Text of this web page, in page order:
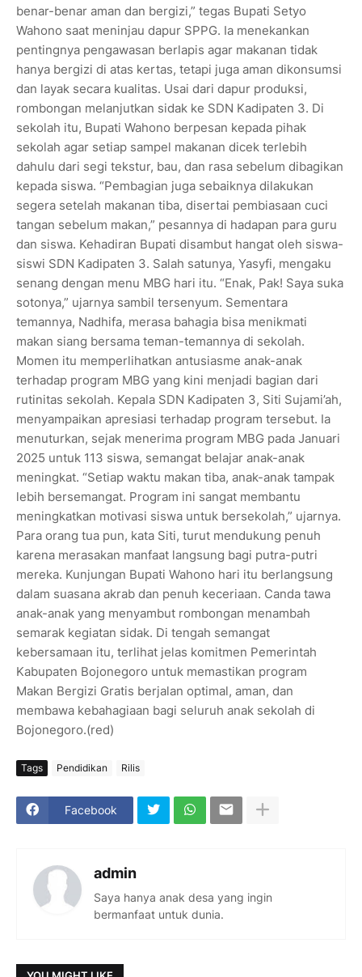
benar-benar aman dan bergizi,” tegas Bupati Setyo
Wahono saat meninjau dapur SPPG. Ia menekankan
pentingnya pengawasan berlapis agar makanan tidak
hanya bergizi di atas kertas, tetapi juga aman dikonsumsi
dan layak secara kualitas. Usai dari dapur produksi,
rombongan melanjutkan sidak ke SDN Kadipaten 3. Di
sekolah itu, Bupati Wahono berpesan kepada pihak
sekolah agar setiap sampel makanan dicek terlebih
dahulu dari segi tekstur, bau, dan rasa sebelum dibagikan
kepada siswa. “Pembagian juga sebaiknya dilakukan
segera setelah makanan tiba, disertai pembiasaan cuci
tangan sebelum makan,” pesannya di hadapan para guru
dan siswa. Kehadiran Bupati disambut hangat oleh siswa-
siswi SDN Kadipaten 3. Salah satunya, Yasyfi, mengaku
senang dengan menu MBG hari itu. “Enak, Pak! Saya suka
sotonya,” ujarnya sambil tersenyum. Sementara
temannya, Nadhifa, merasa bahagia bisa menikmati
makan siang bersama teman-temannya di sekolah.
Momen itu memperlihatkan antusiasme anak-anak
terhadap program MBG yang kini menjadi bagian dari
rutinitas sekolah. Kepala SDN Kadipaten 3, Siti Sujami’ah,
menyampaikan apresiasi terhadap program tersebut. Ia
menuturkan, sejak menerima program MBG pada Januari
2025 untuk 113 siswa, semangat belajar anak-anak
meningkat. “Setiap waktu makan tiba, anak-anak tampak
lebih bersemangat. Program ini sangat membantu
meningkatkan motivasi siswa untuk bersekolah,” ujarnya.
Para orang tua pun, kata Siti, turut mendukung penuh
karena merasakan manfaat langsung bagi putra-putri
mereka. Kunjungan Bupati Wahono hari itu berlangsung
dalam suasana akrab dan penuh keceriaan. Canda tawa
anak-anak yang menyambut rombongan menambah
semarak kegiatan sidak. Di tengah semangat
kebersamaan itu, terlihat jelas komitmen Pemerintah
Kabupaten Bojonegoro untuk memastikan program
Makan Bergizi Gratis berjalan optimal, aman, dan
membawa kebahagiaan bagi seluruh anak sekolah di
Bojonegoro.(red)
Tags Pendidikan Rilis
Facebook
admin
Saya hanya anak desa yang ingin
bermanfaat untuk dunia.